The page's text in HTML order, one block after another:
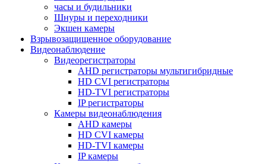
часы и будильники
Шнуры и переходники
Экшен камеры
Взрывозащищенное оборудование
Видеонаблюдение
Видеорегистраторы
AHD регистраторы мультигибридные
HD CVI регистраторы
HD-TVI регистраторы
IP регистраторы
Камеры видеонаблюдения
AHD камеры
HD CVI камеры
HD-TVI камеры
IP камеры